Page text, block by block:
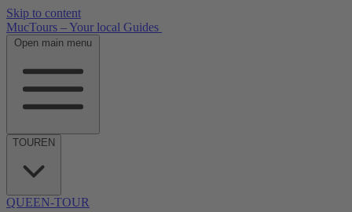
Skip to content
MucTours – Your local Guides
Open main menu
TOUREN
QUEEN-TOUR